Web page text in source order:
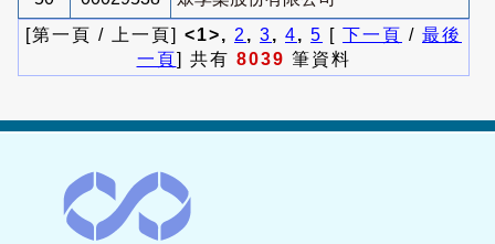
[第一頁 / 上一頁] <1>, 2 , 3, 4, 5 [ 下一頁 / 最後
一頁] 共有 8039 筆資料